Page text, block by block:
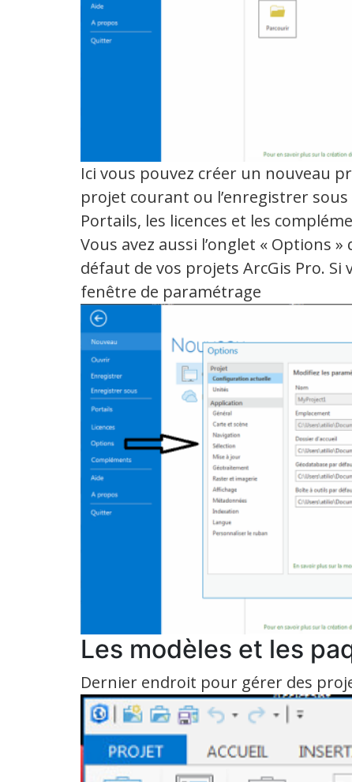
Ici vous pouvez créer un nouveau
projet courant ou l’enregistrer
Portails, les licences et les
Vous avez aussi l’onglet « Options
défaut de vos projets ArcGis Pro.
fenêtre de paramétrage
Les modèles et les
Dernier endroit pour gérer des